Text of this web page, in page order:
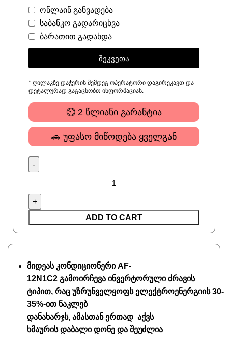
ონლაინ განვადება
საბანკო გადარიცხვა
ბარათით გადახდა
შეკვეთა
* ღილაკზე დაჭერის შემდეგ ოპერატორი დაგირეკავთ და
დეტალურად გაგაცნობთ ინფორმაციას.
⏲ 2 წლიანი გარანტია
🚗 უფასო მიწოდება ყველგან
ADD TO CART
მიდეას კონდიციონერიAF-
12N1C2 გამოირჩევა ინვერტორულიძრავის
ტიპით, რაც უზრუნველყოფს ელექტროენერგიის 30-
35%-ით ნაკლებ
დანახარჯს, ამასთან ერთად აქვს
ხმაურის დაბალი დონე და შეუძლია